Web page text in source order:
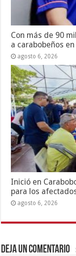
Con más de 90
a carabobeños
agosto 6, 2026
Inició en
para los
agosto 6, 2026
Deja un comentario